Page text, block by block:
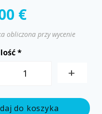
€
obliczona przy wycenie
+
do koszyka